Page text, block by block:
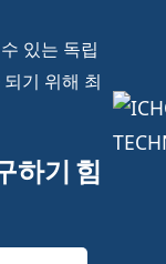
있는 독립
기 위해 최
하기 힘